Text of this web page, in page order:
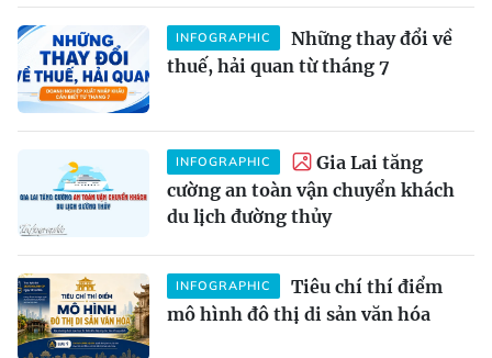
INFOGRAPHIC
Những thay đổi về
thuế, hải quan từ tháng 7
INFOGRAPHIC
Gia Lai tăng
cường an toàn vận chuyển khách
du lịch đường thủy
INFOGRAPHIC
Tiêu chí thí điểm
mô hình đô thị di sản văn hóa